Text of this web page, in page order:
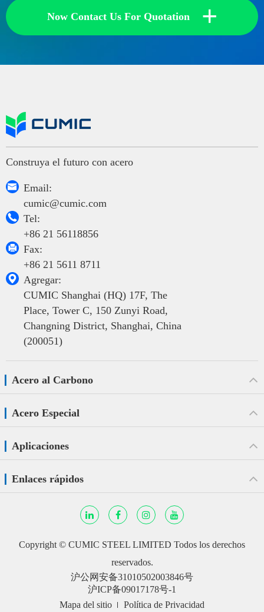
Now Contact Us For Quotation +
Construya el futuro con acero

Email:
cumic@cumic.com

Tel:
+86 21 56118856

Fax:
+86 21 5611 8711

Agregar:
CUMIC Shanghai (HQ) 17F, The
Place, Tower C, 150 Zunyi Road,
Changning District, Shanghai, China
(200051)
Acero al Carbono
Acero Especial
Aplicaciones
Enlaces rápidos
Copyright © CUMIC STEEL LIMITED Todos los derechos
reservados.
沪公网安备31010502003846号
沪ICP备09017178号-1
Mapa del sitio
Política de Privacidad